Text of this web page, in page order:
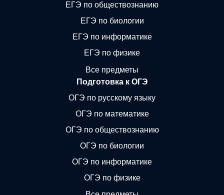
ЕГЭ по обществознанию
ЕГЭ по биологии
ЕГЭ по информатике
ЕГЭ по физике
Все предметы
Подготовка к ОГЭ
ОГЭ по русскому языку
ОГЭ по математике
ОГЭ по обществознанию
ОГЭ по биологии
ОГЭ по информатике
ОГЭ по физике